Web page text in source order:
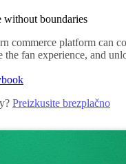
without boundaries
commerce platform can
the fan experience, and
Preizkusite brezplačno